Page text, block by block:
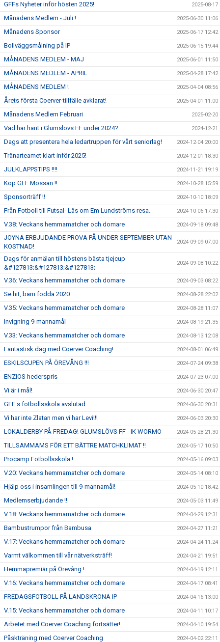
GFFs Nyheter inför hösten 2025! 2025-08-17
Månadens Medlem - Juli ! 2025-06-30 11:06
Månadens Sponsor 2025-06-17 12:42
Bollväggsmålning på IP 2025-06-15 19:44
MÅNADENS MEDLEM - MAJ 2025-06-01 11:50
MÅNADENS MEDLEM - APRIL 2025-04-28 17:42
MÅNADENS MEDLEM ! 2025-04-04 08:56
Årets första Coerver-tillfälle avklarat! 2025-04-01 11:00
Månadens Medlem Februari 2025-02-20
Vad har hänt i Glumslövs FF under 2024? 2024-12-21
Dags att presentera hela ledartruppen för vårt seniorlag! 2024-12-04 20:00
Tränarteamet klart inför 2025! 2024-12-01 18:30
JULKLAPPSTIPS !!!! 2024-11-21 19:19
Köp GFF Mössan !! 2024-10-28 15:59
Sponsorträff !! 2024-10-10 18:09
Från Fotboll till Futsal- Läs om Em Lundströms resa. 2024-10-06 17:30
V.38: Veckans hemmamatcher och domare 2024-09-18 09:48
JOYNA ERBJUDANDE PROVA PÅ UNDER SEPTEMBER UTAN
KOSTNAD!
2024-09-09 07:00
Dags för anmälan till höstens bästa tjejcup
&#127813;&#127813;&#127813;
2024-09-08 10:22
V.36: Veckans hemmamatcher och domare 2024-09-03 08:22
Se hit, barn födda 2020 2024-08-28 22:02
V.35: Veckans hemmamatcher och domare 2024-08-28 11:07
Invigning 9-mannamål 2024-08-19 21:35
V.33: Veckans hemmamatcher och domare 2024-08-13 12:08
Fantastisk dag med Coerver Coaching! 2024-08-01 06:49
ESKILSCUPEN PÅ ÖREVÅNG !!! 2024-07-24 09:38
ENZIOS hederspris 2024-07-23 07:00
Vi är i mål! 2024-06-30 20:47
GFF:s fotbollsskola avslutad 2024-06-30 20:31
Vi har inte Zlatan men vi har Levi!!! 2024-06-03 20:30
LOKALDERBY PÅ FREDAG! GLUMSLÖVS FF - IK WORMO 2024-05-28 21:30
TILLSAMMAMS FÖR ETT BÄTTRE MATCHKLIMAT !! 2024-05-17 10:50
Procamp Fotbollsskola ! 2024-05-16 09:03
V.20: Veckans hemmamatcher och domare 2024-05-14 08:10
Hjälp oss i insamlingen till 9-mannamål! 2024-05-10 18:42
Medlemserbjudande !! 2024-05-03 11:49
V.18: Veckans hemmamatcher och domare 2024-04-29 12:31
Bambustrumpor från Bambusa 2024-04-27 11:21
V.17: Veckans hemmamatcher och domare 2024-04-24 11:24
Varmt välkommen till vår nätverksträff! 2024-04-21 19:51
Hemmapremiär på Örevång ! 2024-04-19 12:11
V.16: Veckans hemmamatcher och domare 2024-04-17 08:41
FREDAGSFOTBOLL PÅ LANDSKRONA IP 2024-04-16 13:00
V.15: Veckans hemmamatcher och domare 2024-04-11 10:17
Arbetet med Coerver Coaching fortsätter! 2024-04-10 19:54
Påskträning med Coerver Coaching 2024-04-02 22:11